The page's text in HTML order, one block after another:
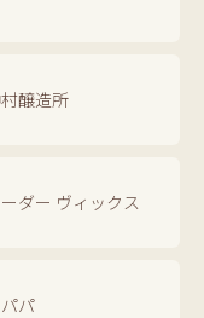
醸造所
ーダー ヴィックス
パ